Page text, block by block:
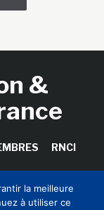
&
RNCI
la meilleure
à utiliser ce